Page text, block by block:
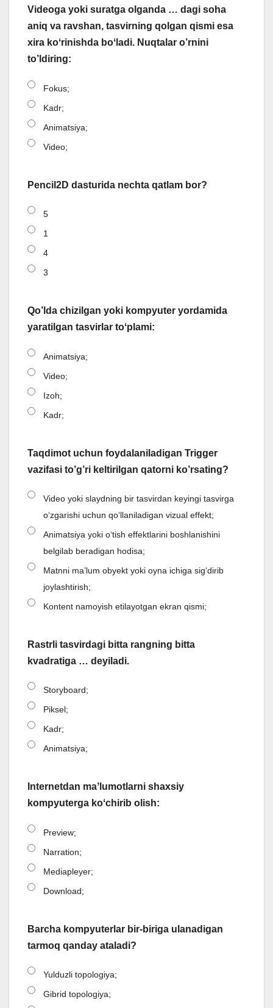
Videoga yoki suratga olganda … dagi soha
aniq va ravshan, tasvirning qolgan qismi esa
xira koʻrinishda boʻladi. Nuqtalar o’rnini
to’ldiring:
Fokus;
Kadr;
Animatsiya;
Video;
Pencil2D dasturida nechta qatlam bor?
5
1
4
3
Qo’lda chizilgan yoki kompyuter yordamida
yaratilgan tasvirlar toʻplami:
Animatsiya;
Video;
Izoh;
Kadr;
Taqdimot uchun foydalaniladigan Trigger
vazifasi to’g’ri keltirilgan qatorni ko’rsating?
Video yoki slaydning bir tasvirdan keyingi tasvirga
o‘zgarishi uchun qo‘llaniladigan vizual effekt;
Animatsiya yoki o‘tish effektlarini boshlanishini
belgilab beradigan hodisa;
Matnni ma’lum obyekt yoki oyna ichiga sig‘dirib
joylashtirish;
Kontent namoyish etilayotgan ekran qismi;
Rastrli tasvirdagi bitta rangning bitta
kvadratiga … deyiladi.
Storyboard;
Piksel;
Kadr;
Animatsiya;
Internetdan maʼlumotlarni shaxsiy
kompyuterga koʻchirib olish:
Preview;
Narration;
Mediapleyer;
Download;
Barcha kompyuterlar bir-biriga ulanadigan
tarmoq qanday ataladi?
Yulduzli topologiya;
Gibrid topologiya;